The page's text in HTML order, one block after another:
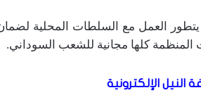
العمل مع السلطات المحلية
كلها مجانية للشعب السوداني.
النيل الإلكترونية